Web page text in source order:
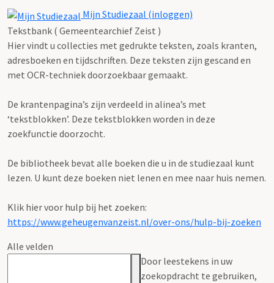
Mijn Studiezaal (inloggen)
Tekstbank ( Gemeentearchief Zeist )
Hier vindt u collecties met gedrukte teksten, zoals kranten,
adresboeken en tijdschriften. Deze teksten zijn gescand en
met OCR-techniek doorzoekbaar gemaakt.
De krantenpagina’s zijn verdeeld in alinea’s met
‘tekstblokken’. Deze tekstblokken worden in deze
zoekfunctie doorzocht.
De bibliotheek bevat alle boeken die u in de studiezaal kunt
lezen. U kunt deze boeken niet lenen en mee naar huis nemen.
Klik hier voor hulp bij het zoeken:
https://www.geheugenvanzeist.nl/over-ons/hulp-bij-zoeken
Alle velden
Door leestekens in uw
zoekopdracht te gebruiken,